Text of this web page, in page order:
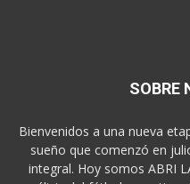
SOBRE
Bienvenidos a una nueva
sueño que comenzó en
integral. Hoy somos ABRI